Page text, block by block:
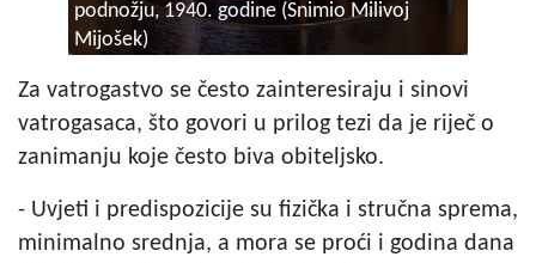
podnožju, 1940. godine (Snimio Milivoj
Mijošek)
Za vatrogastvo se često zainteresiraju i sinovi
vatrogasaca, što govori u prilog tezi da je riječ o
zanimanju koje često biva obiteljsko.
- Uvjeti i predispozicije su fizička i stručna sprema,
minimalno srednja, a mora se proći i godina dana